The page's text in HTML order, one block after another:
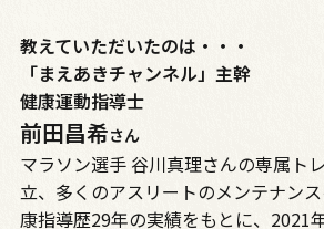
教えていただいたのは・・・
「まえあきチャンネル」主幹
健康運動指導士
前田昌希さん
マラソン選手 谷川真理さんの専属ト
立、多くのアスリートのメンテナン
康指導歴29年の実績をもとに、2021